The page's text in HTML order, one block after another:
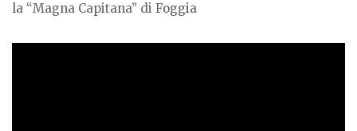
la “Magna Capitana” di Foggia